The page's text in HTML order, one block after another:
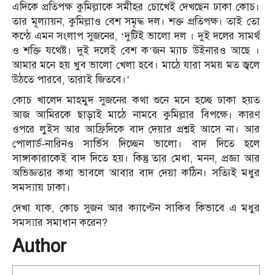
এদিকে প্রতিপক্ষ কুমিল্লাকে সমীহর চোখেই দেখছেন ঢাকা কোচ।
তার মূল্যায়ন, কুমিল্লাও বেশ সমৃদ্ধ দল। শক্ত প্রতিপক্ষ। তাই তো
কন্ঠে এমন সংলাপ সুজনের, ‘দুটিই ভালো দল । দুই দলের সামর্থ
ও শক্তি যথেষ্ট। দুই দলেই বেশ ক’জন ম্যাচ উইনারও আছে ।
আমার মনে হয় খুব ভালো খেলা হবে। মাঠে যারা সময় মত জ্বলে
উঠতে পারবে, তারাই জিতবে।’
কোচ খালেদ মাহমুদ সুজনের কথা শুনে মনে হচ্ছে ঢাকা হয়ত
আজ আমিরকে ছাড়াই মাঠে নামবে কুমিল্লার বিপক্ষে। কারণ
ওপরে লুইস আর আফ্রিদিকে বাদ দেয়ার প্রশ্নই আসে না। আর
পোলার্ড-নারিনও সার্ভিস দিচ্ছেন ভালো। বাদ দিতে হলে
সাঙ্গাকারাকেই বাদ দিতে হয়। কিন্তু তার মেধা, মনন, প্রজ্ঞা আর
অভিজ্ঞতার কথা ভাবলে আবার বাদ দেয়া কঠিন। সত্যিই মধুর
সমস্যায় ঢাকা।
দেখা যাক, কোচ সুজন আর ক্যাপ্টেন সাকিব কিভাবে এ মধুর
সমস্যার সমাধান করেন?
Author